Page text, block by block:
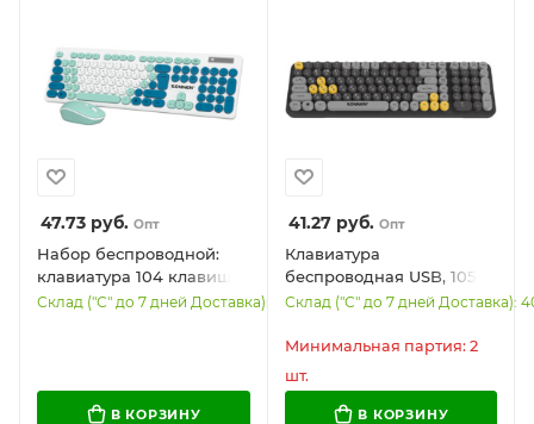
47.73 руб. Опт
Набор беспроводной:
клавиатура 104 клавиши,
мышь 4 кнопки, SONNEN
Склад ("С" до 7 дней Доставка): 606
В КОРЗИНУ
41.27руб. Опт
Клавиатура
беспроводная USB, 105
клавиш, SONNEN K303BY,
513952
Склад ("С" до 7 дней Доставка):
Минимальная партия: 2
шт.
В КОРЗИНУ